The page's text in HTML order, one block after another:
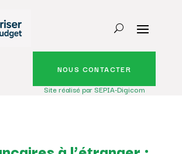
NOUS CONTACTER
Site réalisé par SEPIA-Digicom